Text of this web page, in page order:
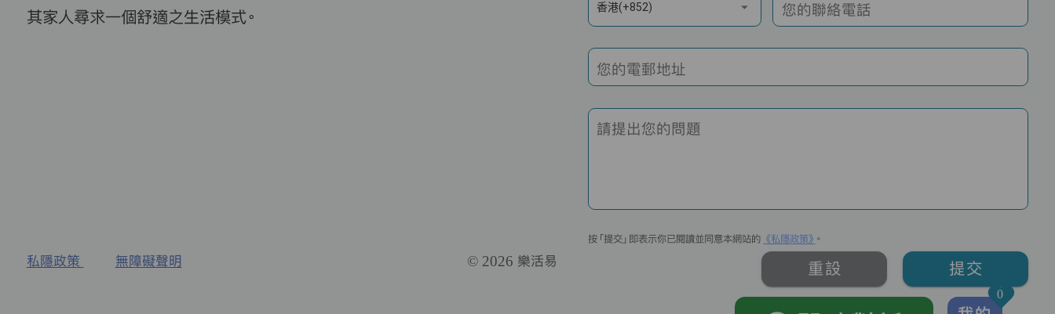
其家人尋求一個舒適之生活模式。
私隱政策 無障礙聲明 © 2026 樂活易
香港(+852) 您的聯絡電話
您的電郵地址
請提出您的問題
按「提交」即表示你已閱讀並同意本網站的 《私隱政策》 。
重設 提交
0